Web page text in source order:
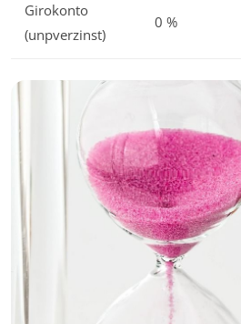
Girokonto
(unpverzinst)
0 %